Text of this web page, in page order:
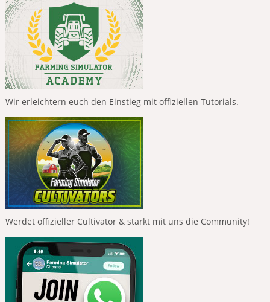
Wir erleichtern euch den Einstieg mit offiziellen Tutorials.
Werdet offizieller Cultivator & stärkt mit uns die Community!